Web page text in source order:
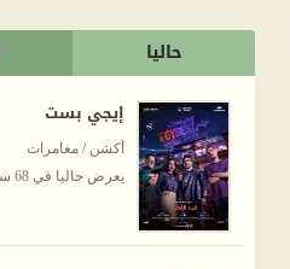
حاليا
إيجي بست
أكشن / مغامرات
يعرض حاليا في 68 سينمات